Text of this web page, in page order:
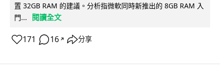
置 32GB RAM 的建議。分析指微軟同時新推出的 8GB RAM 入
門...
閱讀全文
171 16 ↗ 分享